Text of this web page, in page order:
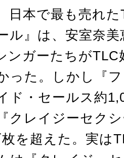
日本で最も売れ
ル』は、安室奈
ンガーたちがTLC
った。しかし『
ド・セールス約
クレイジーセク
を超えた。実は